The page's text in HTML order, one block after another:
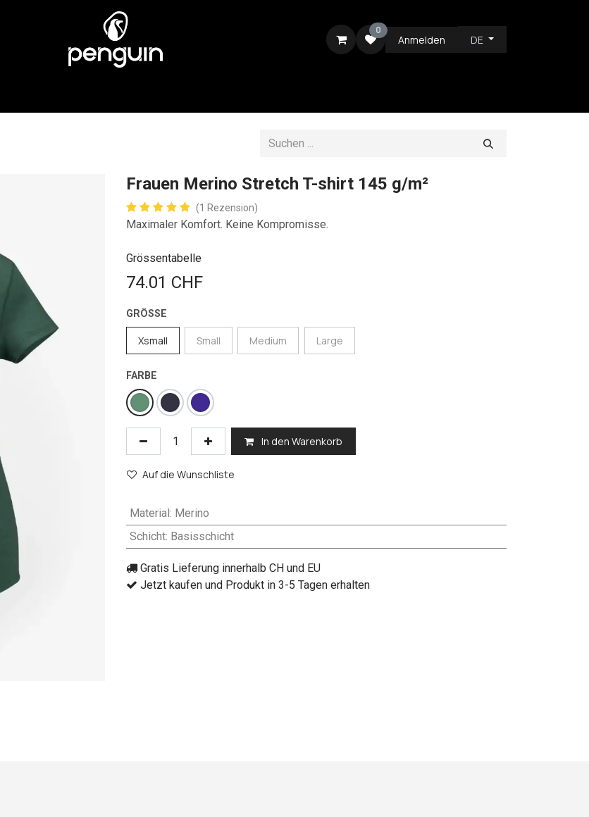
0
Anmelden DE
Frauen Merino Stretch T-shirt 145 g/m²
(1 Rezension)
Maximaler Komfort. Keine Kompromisse.
Grössentabelle
74.01 CHF
GRÖSSE
Xsmall Small Medium Large
FARBE
In den Warenkorb
Auf die Wunschliste
Material: Merino
Schicht: Basisschicht
Gratis Lieferung innerhalb CH und EU
Jetzt kaufen und Produkt in 3-5 Tagen erhalten